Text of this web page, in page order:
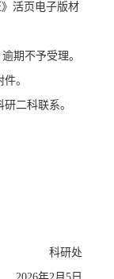
活页电子版材
逾期不予受理。
。
二科联系。
科研处